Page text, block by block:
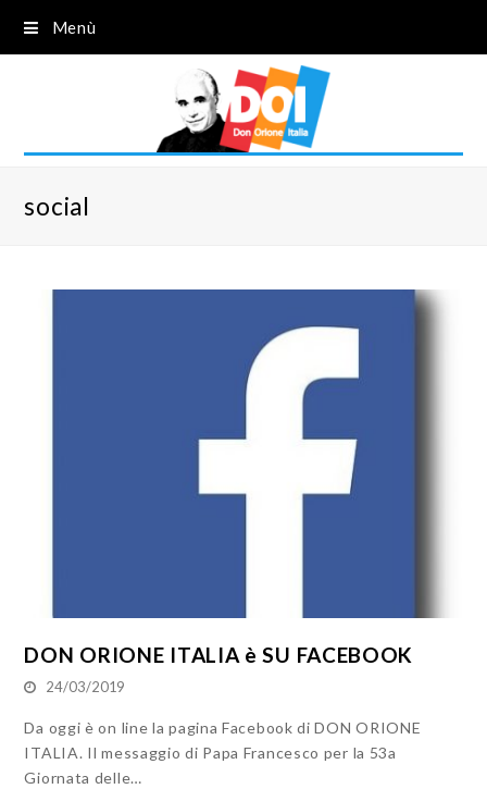
Menù
social
DON ORIONE ITALIA è SU FACEBOOK
24/03/2019
Da oggi è on line la pagina Facebook di DON ORIONE
ITALIA. Il messaggio di Papa Francesco per la 53a
Giornata delle…